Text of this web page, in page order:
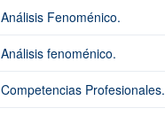
Análisis Fenoménico.
Análisis fenoménico.
Competencias Profesionales.